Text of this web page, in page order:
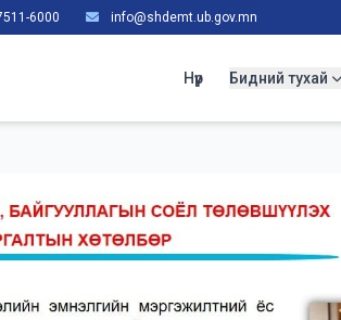
6000 info@shdemt.ub.gov.mn
Нүүр Бидний тухай